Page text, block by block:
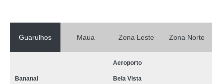
Guarulhos Maua Zona Leste Zona Norte
Aeroporto
Bananal Bela Vista